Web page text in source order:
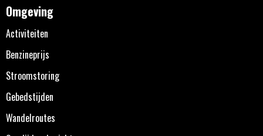
Omgeving
Activiteiten
Benzineprijs
Stroomstoring
Gebedstijden
Wandelroutes